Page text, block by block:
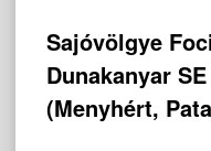
Sajóvölgye
Dunakanyar
(Menyhért,